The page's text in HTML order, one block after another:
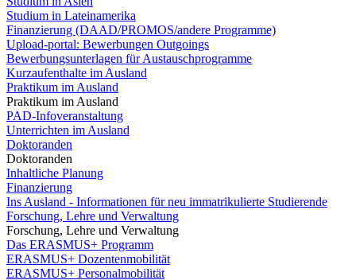
Studium in Lateinamerika
Finanzierung (DAAD/PROMOS/andere Programme)
Upload-portal: Bewerbungen Outgoings
Bewerbungsunterlagen für Austauschprogramme
Kurzaufenthalte im Ausland
Praktikum im Ausland
Praktikum im Ausland
PAD-Infoveranstaltung
Unterrichten im Ausland
Doktoranden
Doktoranden
Inhaltliche Planung
Finanzierung
Ins Ausland - Informationen für neu immatrikulierte Studierende
Forschung, Lehre und Verwaltung
Forschung, Lehre und Verwaltung
Das ERASMUS+ Programm
ERASMUS+ Dozentenmobilität
ERASMUS+ Personalmobilität